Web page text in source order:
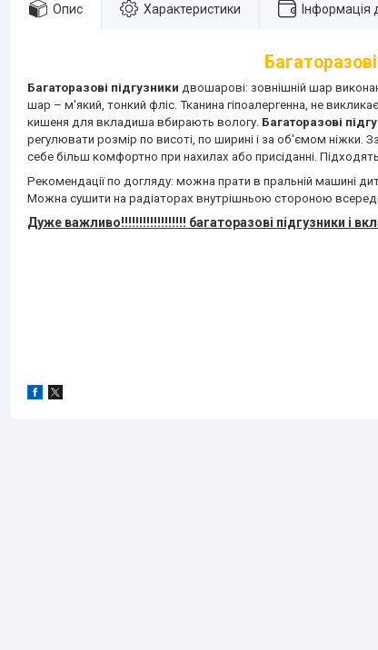
Опис Характеристики Інформація
Багаторазові підгузники двошарові: зовнішній шар
шар – м'який, тонкий фліс. Тканина гіпоалергенна, не
кишеня для вкладиша вбирають вологу. Багаторазові
регулювати розмір по висоті, по ширині і за об'ємом ніжки.
себе більш комфортно при нахилах або присіданні.
Рекомендації по догляду: можна прати в пральній машині
Можна сушити на радіаторах внутрішньою стороною
Дуже важливо!!!!!!!!!!!!!!!!!! багаторазові підгузники і